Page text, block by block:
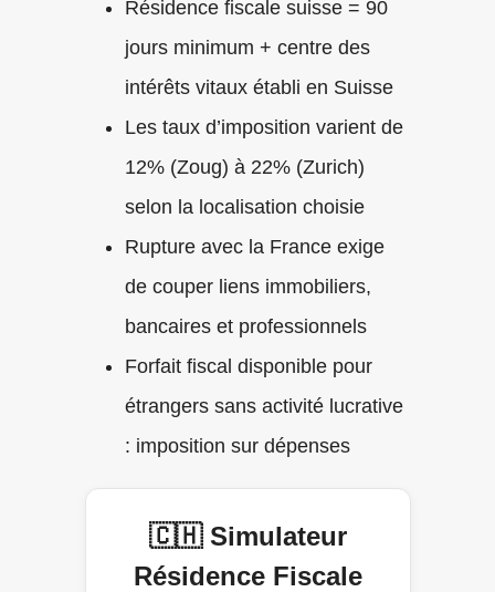
Résidence fiscale suisse = 90
jours minimum + centre des
intérêts vitaux établi en Suisse
Les taux d’imposition varient de
12% (Zoug) à 22% (Zurich)
selon la localisation choisie
Rupture avec la France exige
de couper liens immobiliers,
bancaires et professionnels
Forfait fiscal disponible pour
étrangers sans activité lucrative
: imposition sur dépenses
🇨🇭 Simulateur
Résidence Fiscale